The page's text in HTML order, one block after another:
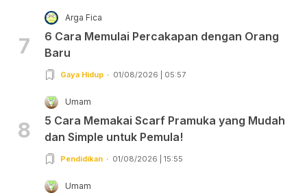
7
Arga Fica
6 Cara Memulai Percakapan dengan Orang
Baru
Gaya Hidup 01/08/2026 | 05:57
8
Umam
5 Cara Memakai Scarf Pramuka yang Mudah
dan Simple untuk Pemula!
Pendidikan 01/08/2026 | 15:55
Umam